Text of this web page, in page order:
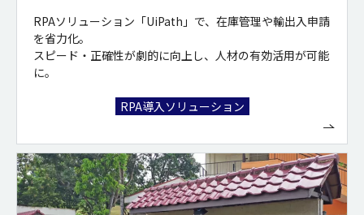
RPAソリューション「UiPath」で、在庫管理や輸出入申請
を省力化。
スピード・正確性が劇的に向上し、人材の有効活用が可能
に。
RPA導入ソリューション